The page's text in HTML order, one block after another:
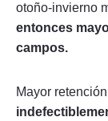
otoño-invierno
entonces
campos.
Mayor